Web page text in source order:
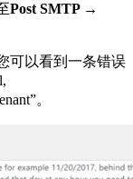
Post SMTP →
可以看到一条错误
。